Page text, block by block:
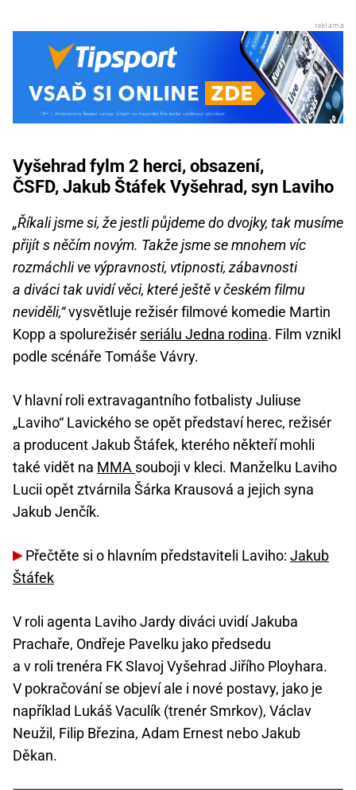
Vyšehrad fylm 2 herci, obsazení,
ČSFD, Jakub Štáfek Vyšehrad, syn Laviho
„Říkali jsme si, že jestli půjdeme do dvojky, tak musíme
přijít s něčím novým. Takže jsme se mnohem víc
rozmáchli ve výpravnosti, vtipnosti, zábavnosti
a diváci tak uvidí věci, které ještě v českém filmu
neviděli,“vysvětluje režisér filmové komedie Martin
Kopp a spolurežisér seriálu Jedna rodina. Film vznikl
podle scénáře Tomáše Vávry.
V hlavní roli extravagantního fotbalisty Juliuse
„Laviho“ Lavického se opět představí herec, režisér
a producent Jakub Štáfek, kterého někteří mohli
také vidět na MMA souboji v kleci. Manželku Laviho
Lucii opět ztvárnila Šárka Krausová a jejich syna
Jakub Jenčík.
Přečtěte si o hlavním představiteli Laviho: Jakub
Štáfek
V roli agenta Laviho Jardy diváci uvidí Jakuba
Prachaře, Ondřeje Pavelku jako předsedu
a v roli trenéra FK Slavoj Vyšehrad Jiřího Ployhara.
V pokračování se objeví ale i nové postavy, jako je
například Lukáš Vaculík (trenér Smrkov), Václav
Neužil, Filip Březina, Adam Ernest nebo Jakub
Děkan.